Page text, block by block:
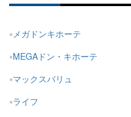
メガドンキホーテ
MEGAドン・キホーテ
マックスバリュ
ライフ